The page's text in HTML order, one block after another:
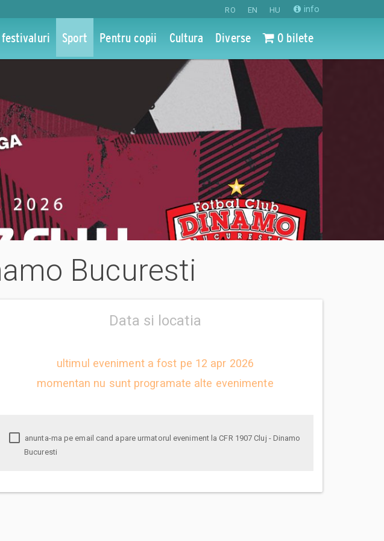
RO EN HU info
festivaluri Sport Pentru copii Cultura Diverse 0 bilete
Bucuresti
Data si locatia
ultimul eveniment a fost pe 12 apr 2026
momentan nu sunt programate alte evenimente
Bucuresti